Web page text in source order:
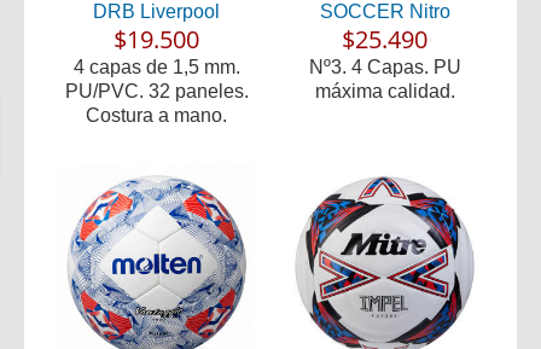
DRB Liverpool
$19.500
4 capas de 1,5 mm.
PU/PVC. 32 paneles.
Costura a mano.
SOCCER Nitro
$25.490
Nº3. 4 Capas. PU
máxima calidad.